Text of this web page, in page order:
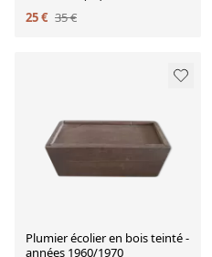
25 € 35 €
Plumier écolier en bois teinté -
années 1960/1970